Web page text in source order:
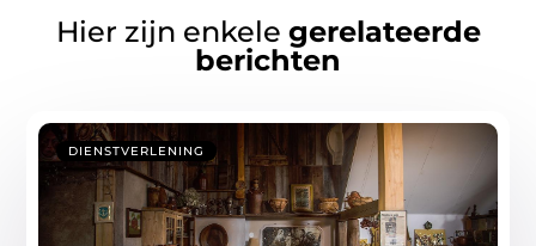
Hier zijn enkele gerelateerde
berichten
DIENSTVERLENING